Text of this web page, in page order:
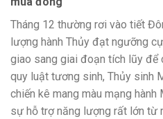
Tháng 12 thường rơi vào tiết
lượng hành Thủy đạt ngưỡng
giao sang giai đoạn tích lũy để
quy luật tương sinh, Thủy sinh
chiến kê mang màu mạng
sự hỗ trợ năng lượng rất lớn từ